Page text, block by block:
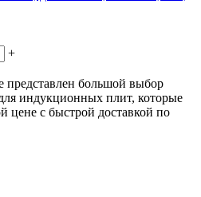
+
представлен большой выбор
индукционных плит, которые
цене с быстрой доставкой по